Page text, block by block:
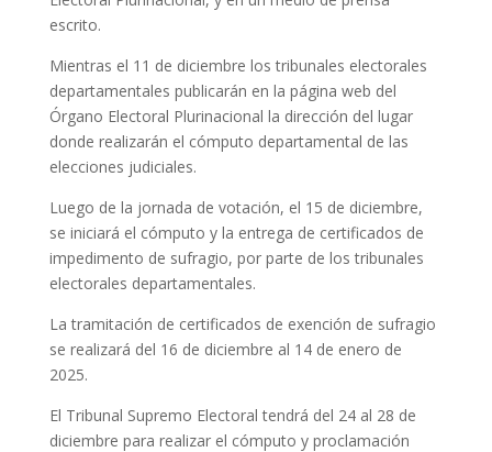
escrito.
Mientras el 11 de diciembre los tribunales electorales
departamentales publicarán en la página web del
Órgano Electoral Plurinacional la dirección del lugar
donde realizarán el cómputo departamental de las
elecciones judiciales.
Luego de la jornada de votación, el 15 de diciembre,
se iniciará el cómputo y la entrega de certificados de
impedimento de sufragio, por parte de los tribunales
electorales departamentales.
La tramitación de certificados de exención de sufragio
se realizará del 16 de diciembre al 14 de enero de
2025.
El Tribunal Supremo Electoral tendrá del 24 al 28 de
diciembre para realizar el cómputo y proclamación